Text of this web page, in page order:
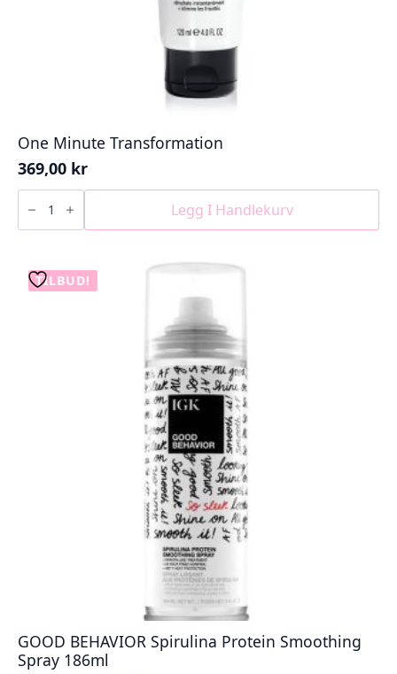
One Minute Transformation
369,00 kr
One
Minute
Transformation
antall
Legg I Handlekurv
TILBUD!
GOOD BEHAVIOR Spirulina Protein Smoothing
Spray 186ml